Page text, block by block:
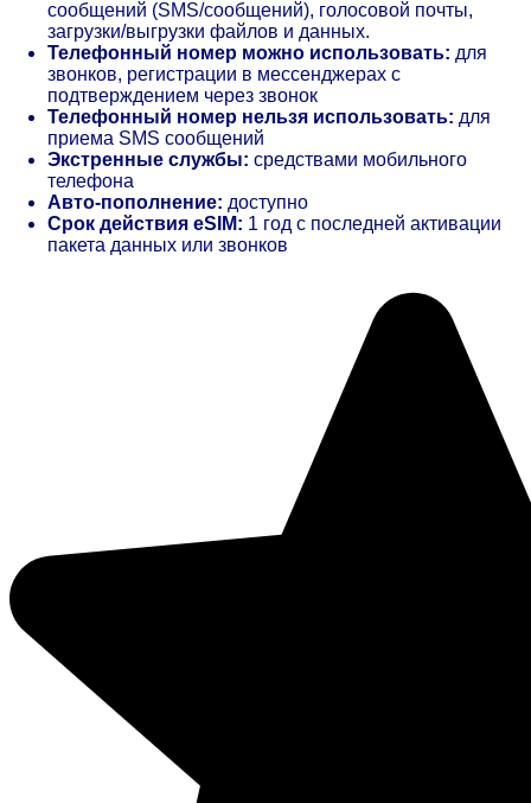
сообщений (SMS/сообщений), голосовой почты,
загрузки/выгрузки файлов и данных.
Телефонный номер можно использовать: для
звонков, регистрации в мессенджерах с
подтверждением через звонок
Телефонный номер нельзя использовать: для
приема SMS сообщений
Экстренные службы: средствами мобильного
телефона
Авто-пополнение: доступно
Срок действия eSIM: 1 год с последней активации
пакета данных или звонков